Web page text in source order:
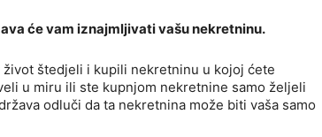
će vam iznajmljivati vašu nekretninu.
štedjeli i kupili nekretninu u kojoj ćete
u miru ili ste kupnjom nekretnine samo željeli
odluči da ta nekretnina može biti vaša samo